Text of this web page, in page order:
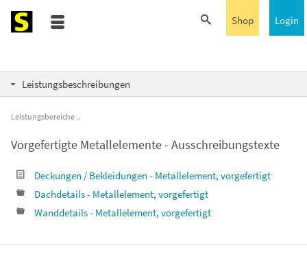
Login
Shop
Leistungsbeschreibungen
Leistungsbereiche
Vorgefertigte Metallelemente - Ausschreibungstexte
Deckungen / Bekleidungen - Metallelement, vorgefertigt
Dachdetails - Metallelement, vorgefertigt
Wanddetails - Metallelement, vorgefertigt